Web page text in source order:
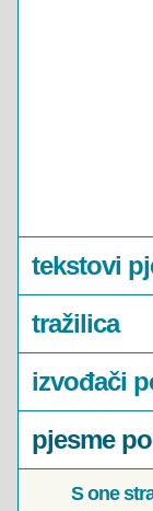
tekstovi
tražilica
izvođači
pjesme
S one